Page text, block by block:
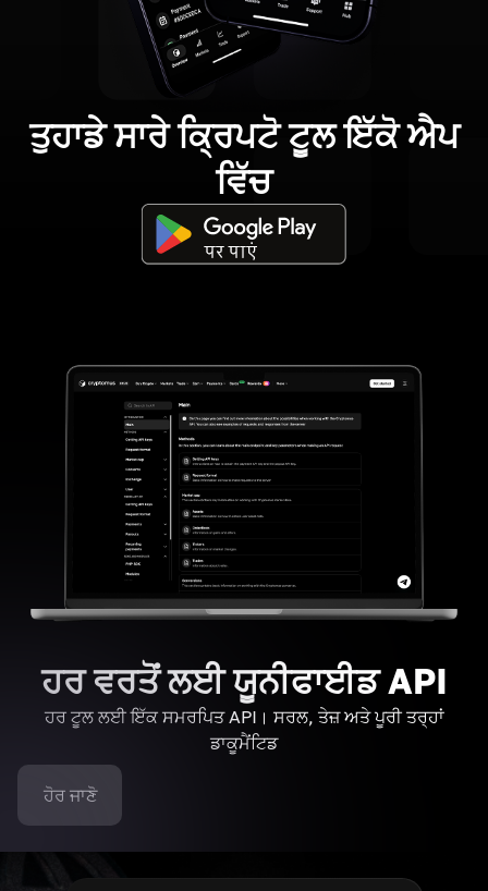
ਤੁਹਾਡੇ ਸਾਰੇ ਕ੍ਰਿਪਟੋ ਟੂਲ ਇੱਕੋ ਐਪ
ਵਿੱਚ
ਹਰ ਵਰਤੋਂ ਲਈ ਯੂਨੀਫਾਈਡ API
ਹਰ ਟੂਲ ਲਈ ਇੱਕ ਸਮਰਪਿਤ API। ਸਰਲ, ਤੇਜ਼ ਅਤੇ ਪੂਰੀ ਤਰ੍ਹਾਂ
ਡਾਕੂਮੈਂਟਿਡ
ਹੋਰ ਜਾਣੋ